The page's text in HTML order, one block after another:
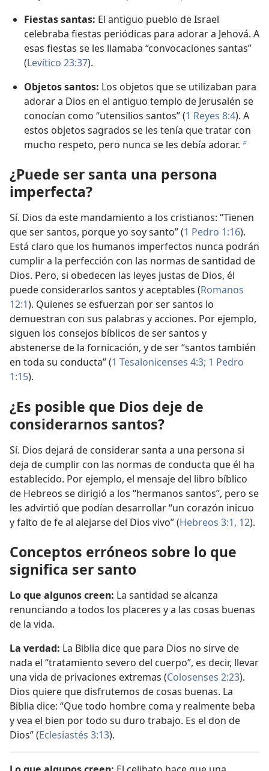
Fiestas santas: El antiguo pueblo de Israel
celebraba fiestas periódicas para adorar a Jehová. A
esas fiestas se les llamaba “convocaciones santas”
(Levítico 23:37).
Objetos santos: Los objetos que se utilizaban para
adorar a Dios en el antiguo templo de Jerusalén se
conocían como “utensilios santos” (1 Reyes 8:4). A
estos objetos sagrados se les tenía que tratar con
mucho respeto, pero nunca se les debía adorar. b
¿Puede ser santa una persona
imperfecta?
Sí. Dios da este mandamiento a los cristianos: “Tienen
que ser santos, porque yo soy santo” (1 Pedro 1:16).
Está claro que los humanos imperfectos nunca podrán
cumplir a la perfección con las normas de santidad de
Dios. Pero, si obedecen las leyes justas de Dios, él
puede considerarlos santos y aceptables (Romanos
12:1). Quienes se esfuerzan por ser santos lo
demuestran con sus palabras y acciones. Por ejemplo,
siguen los consejos bíblicos de ser santos y
abstenerse de la fornicación, y de ser “santos también
en toda su conducta” (1 Tesalonicenses 4:3; 1 Pedro
1:15).
¿Es posible que Dios deje de
considerarnos santos?
Sí. Dios dejará de considerar santa a una persona si
deja de cumplir con las normas de conducta que él ha
establecido. Por ejemplo, el mensaje del libro bíblico
de Hebreos se dirigió a los “hermanos santos”, pero se
les advirtió que podían desarrollar “un corazón inicuo
y falto de fe al alejarse del Dios vivo” (Hebreos 3:1, 12).
Conceptos erróneos sobre lo que
significa ser santo
Lo que algunos creen: La santidad se alcanza
renunciando a todos los placeres y a las cosas buenas
de la vida.
La verdad: La Biblia dice que para Dios no sirve de
nada el “tratamiento severo del cuerpo”, es decir, llevar
una vida de privaciones extremas (Colosenses 2:23).
Dios quiere que disfrutemos de cosas buenas. La
Biblia dice: “Que todo hombre coma y realmente beba
y vea el bien por todo su duro trabajo. Es el don de
Dios” (Eclesiastés 3:13).